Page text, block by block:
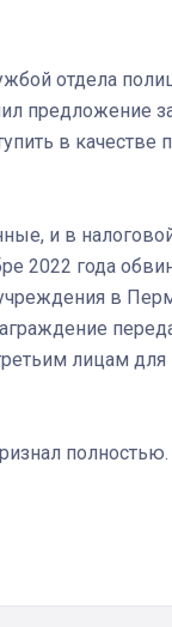
отдела
предложение
в качестве
и в
2022 года
в
лицам